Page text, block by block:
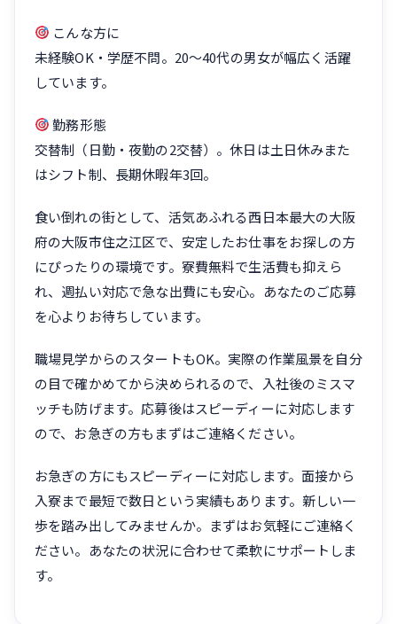
こんな方に
未経験OK・学歴不問。20〜40代の男女が幅広く活躍
しています。
勤務形態
交替制（日勤・夜勤の2交替）。休日は土日休みまた
はシフト制、長期休暇年3回。
食い倒れの街として、活気あふれる西日本最大の大阪
府の大阪市住之江区で、安定したお仕事をお探しの方
にぴったりの環境です。寮費無料で生活費も抑えら
れ、週払い対応で急な出費にも安心。あなたのご応募
を心よりお待ちしています。
職場見学からのスタートもOK。実際の作業風景を自分
の目で確かめてから決められるので、入社後のミスマ
ッチも防げます。応募後はスピーディーに対応します
ので、お急ぎの方もまずはご連絡ください。
お急ぎの方にもスピーディーに対応します。面接から
入寮まで最短で数日という実績もあります。新しい一
歩を踏み出してみませんか。まずはお気軽にご連絡く
ださい。あなたの状況に合わせて柔軟にサポートしま
す。